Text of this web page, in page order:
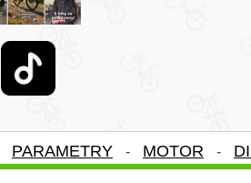
PARAMETRY - MOTOR -